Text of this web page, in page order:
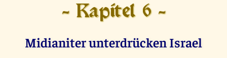
- Kapitel 6 -
Midianiter unterdrücken Israel